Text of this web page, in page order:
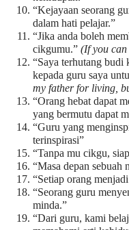
“Kejayaan seorang
dalam hati pelajar.”
“Jika anda boleh
cikgumu.” (If you can
“Saya terhutang budi
kepada guru saya
my father for living,
“Orang hebat dapat
yang bermutu dapat
“Guru yang
terinspirasi”
“Tanpa mu cikgu,
“Masa depan sebuah
“Setiap orang
“Seorang guru
minda.”
“Dari guru, kami